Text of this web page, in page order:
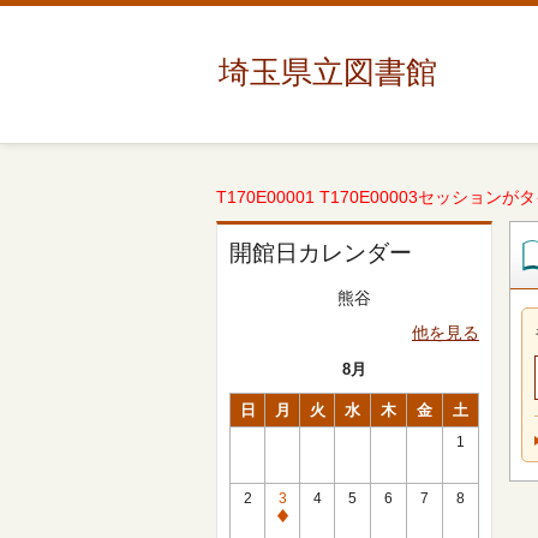
埼玉県立図書館
T170E00001 T170E00003セッションが
開館日カレンダー
熊谷
他を見る
8月
日 月 火 水 木 金 土
1
2
3
休
4 5 6 7 8